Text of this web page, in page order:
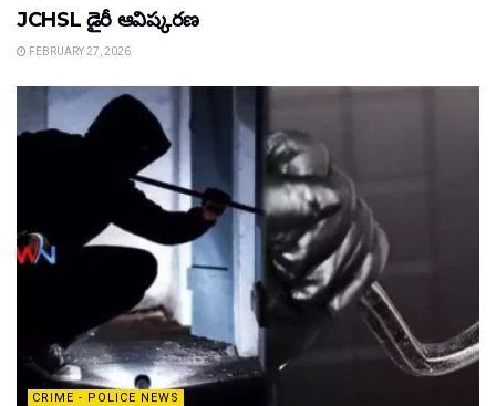
JCHSL డైరీ ఆవిష్కరణ
FEBRUARY 27, 2026
CRIME - POLICE NEWS